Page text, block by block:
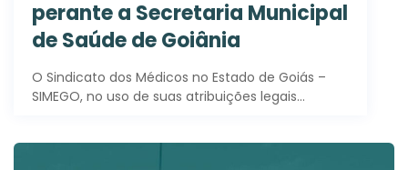
perante a Secretaria Municipal
de Saúde de Goiânia
O Sindicato dos Médicos no Estado de Goiás –
SIMEGO, no uso de suas atribuições legais…